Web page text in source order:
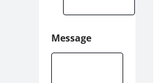
Message